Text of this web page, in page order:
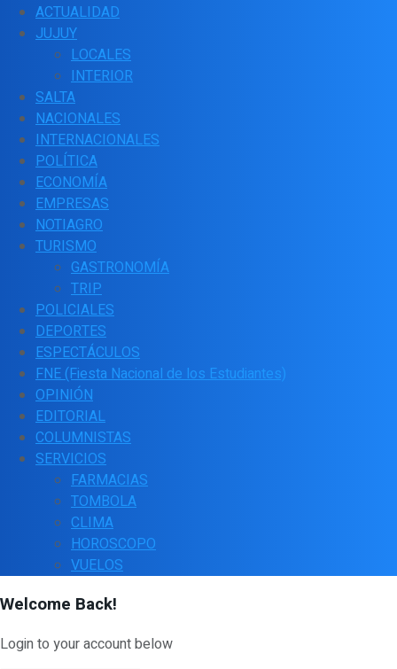
ACTUALIDAD
JUJUY
LOCALES
INTERIOR
SALTA
NACIONALES
INTERNACIONALES
POLÍTICA
ECONOMÍA
EMPRESAS
NOTIAGRO
TURISMO
GASTRONOMÍA
TRIP
POLICIALES
DEPORTES
ESPECTÁCULOS
FNE (Fiesta Nacional de los Estudiantes)
OPINIÓN
EDITORIAL
COLUMNISTAS
SERVICIOS
FARMACIAS
TOMBOLA
CLIMA
HOROSCOPO
VUELOS
Welcome Back!
Login to your account below